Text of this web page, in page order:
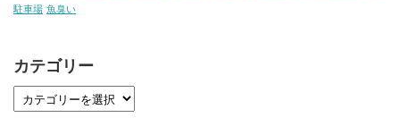
駐車場 魚臭い
カテゴリー